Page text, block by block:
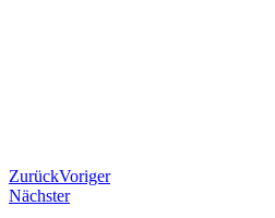
ZurückVoriger
Nächster